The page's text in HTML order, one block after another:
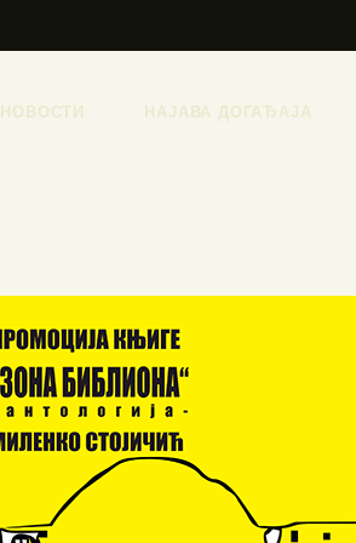
НОВОСТИ НАЈАВА ДОГАЂАЈА